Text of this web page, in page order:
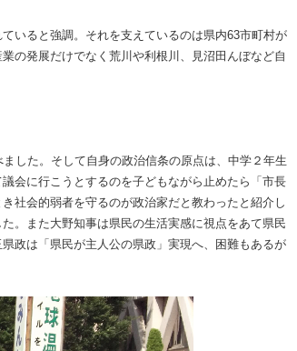
いると強調。それを支えているのは県内63市町村が
の発展だけでなく荒川や利根川、見沼田んぼなど自
した。そして自身の政治信条の原点は、中学２年生
会に行こうとするのを子どもながら止めたら「市長
社会的弱者を守るのが政治家だと教わったと紹介し
。また大野知事は県民の生活実感に視点をあて県民
政は「県民が主人公の県政」実現へ、困難もあるが